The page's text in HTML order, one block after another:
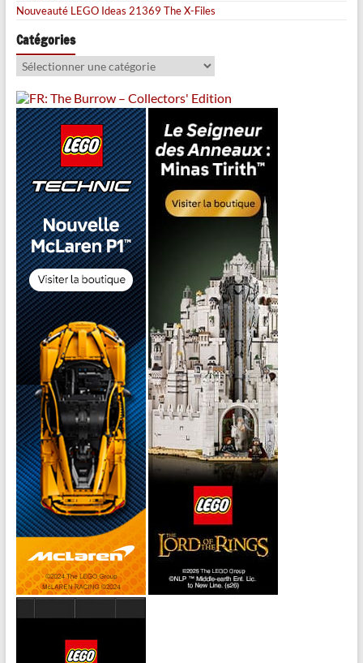
Nouveauté LEGO Ideas 21369 The X-Files
Catégories
Catégories